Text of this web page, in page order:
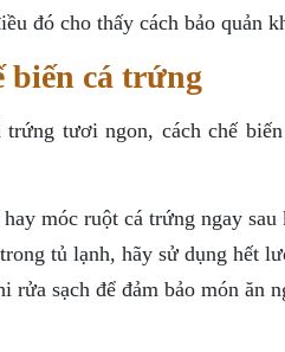
đó cho thấy cách bảo quản
cá trứng
trứng tươi ngon, cách chế
móc ruột cá trứng ngay
tủ lạnh, hãy sử dụng hết
rửa sạch để đảm bảo món ăn